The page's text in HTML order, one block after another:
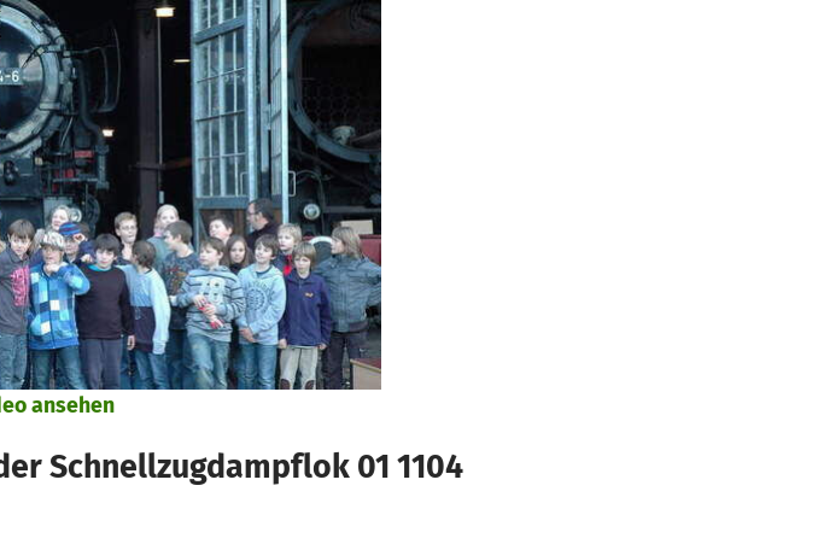
ansehen
Schnellzugdampflok 01 1104